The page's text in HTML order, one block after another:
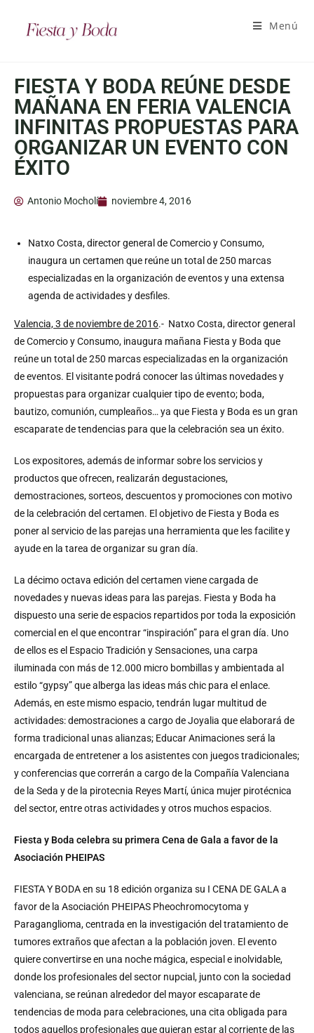
Menú
FIESTA Y BODA REÚNE DESDE
MAÑANA EN FERIA VALENCIA
INFINITAS PROPUESTAS PARA
ORGANIZAR UN EVENTO CON
ÉXITO
Antonio Mocholí noviembre 4, 2016
Natxo Costa, director general de Comercio y Consumo,
inaugura un certamen que reúne un total de 250 marcas
especializadas en la organización de eventos y una extensa
agenda de actividades y desfiles.
Valencia, 3 de noviembre de 2016.- Natxo Costa, director general
de Comercio y Consumo, inaugura mañana Fiesta y Boda que
reúne un total de 250 marcas especializadas en la organización
de eventos. El visitante podrá conocer las últimas novedades y
propuestas para organizar cualquier tipo de evento; boda,
bautizo, comunión, cumpleaños… ya que Fiesta y Boda es un gran
escaparate de tendencias para que la celebración sea un éxito.
Los expositores, además de informar sobre los servicios y
productos que ofrecen, realizarán degustaciones,
demostraciones, sorteos, descuentos y promociones con motivo
de la celebración del certamen. El objetivo de Fiesta y Boda es
poner al servicio de las parejas una herramienta que les facilite y
ayude en la tarea de organizar su gran día.
La décimo octava edición del certamen viene cargada de
novedades y nuevas ideas para las parejas. Fiesta y Boda ha
dispuesto una serie de espacios repartidos por toda la exposición
comercial en el que encontrar “inspiración” para el gran día. Uno
de ellos es el Espacio Tradición y Sensaciones, una carpa
iluminada con más de 12.000 micro bombillas y ambientada al
estilo “gypsy” que alberga las ideas más chic para el enlace.
Además, en este mismo espacio, tendrán lugar multitud de
actividades: demostraciones a cargo de Joyalia que elaborará de
forma tradicional unas alianzas; Educar Animaciones será la
encargada de entretener a los asistentes con juegos tradicionales;
y conferencias que correrán a cargo de la Compañía Valenciana
de la Seda y de la pirotecnia Reyes Martí, única mujer pirotécnica
del sector, entre otras actividades y otros muchos espacios.
Fiesta y Boda celebra su primera Cena de Gala a favor de la
Asociación PHEIPAS
FIESTA Y BODA en su 18 edición organiza su I CENA DE GALA a
favor de la Asociación PHEIPAS Pheochromocytoma y
Paraganglioma, centrada en la investigación del tratamiento de
tumores extraños que afectan a la población joven. El evento
quiere convertirse en una noche mágica, especial e inolvidable,
donde los profesionales del sector nupcial, junto con la sociedad
valenciana, se reúnan alrededor del mayor escaparate de
tendencias de moda para celebraciones, una cita obligada para
todos aquellos profesionales que quieran estar al corriente de las